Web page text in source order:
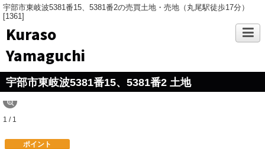
宇部市東岐波5381番15、5381番2の売買土地・売地（丸尾駅徒歩17分）
[1361]
Kuraso
Yamaguchi
宇部市東岐波5381番15、5381番2 土地
1 / 1
ポイント